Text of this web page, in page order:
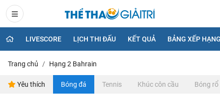
LIVESCORE LỊCH THI ĐẤU KẾT QUẢ BẢNG XẾP
Trang chủ Hạng 2 Bahrain
Yêu thích Bóng đá Tennis Khúc côn cầu Bóng rổ